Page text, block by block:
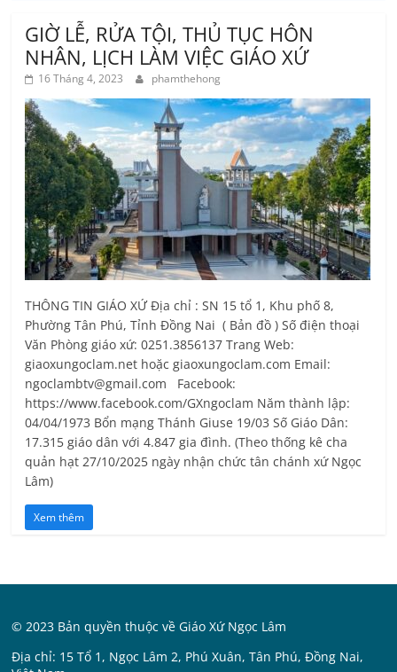
GIỜ LỄ, RỬA TỘI, THỦ TỤC HÔN
NHÂN, LỊCH LÀM VIỆC GIÁO XỨ
16 Tháng 4, 2023 phamthehong
THÔNG TIN GIÁO XỨ Địa chỉ : SN 15 tổ 1, Khu phố 8,
Phường Tân Phú, Tỉnh Ðồng Nai ( Bản đồ ) Số điện thoại
Văn Phòng giáo xứ: 0251.3856137 Trang Web:
giaoxungoclam.net hoặc giaoxungoclam.com Email:
ngoclambtv@gmail.com Facebook:
https://www.facebook.com/GXngoclam Năm thành lập:
04/04/1973 Bổn mạng Thánh Giuse 19/03 Số Giáo Dân:
17.315 giáo dân với 4.847 gia đình. (Theo thống kê cha
quản hạt 27/10/2025 ngày nhận chức tân chánh xứ Ngọc
Lâm)
Xem thêm
© 2023 Bản quyền thuộc về Giáo Xứ Ngọc Lâm
Địa chỉ: 15 Tổ 1, Ngọc Lâm 2, Phú Xuân, Tân Phú, Đồng Nai,